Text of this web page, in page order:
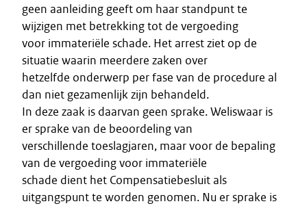
geen aanleiding geeft om haar standpunt te
wijzigen met betrekking tot de vergoeding
voor immateriële schade. Het arrest ziet op de
situatie waarin meerdere zaken over
hetzelfde onderwerp per fase van de procedure al
dan niet gezamenlijk zijn behandeld.
In deze zaak is daarvan geen sprake. Weliswaar is
er sprake van de beoordeling van
verschillende toeslagjaren, maar voor de bepaling
van de vergoeding voor immateriële
schade dient het Compensatiebesluit als
uitgangspunt te worden genomen. Nu er sprake is